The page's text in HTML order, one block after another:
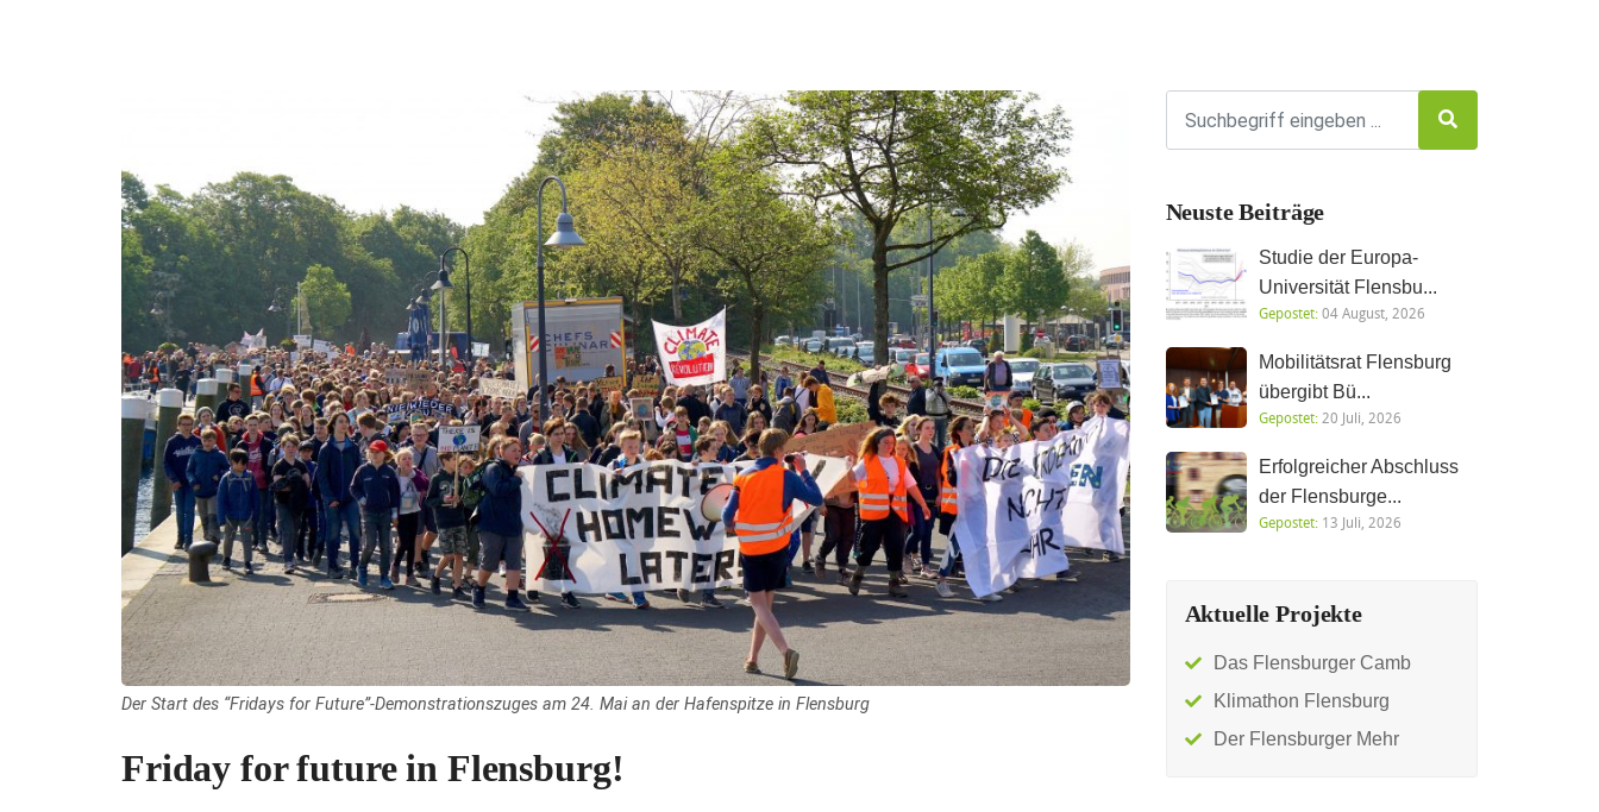
Der Start des “Fridays for Future”-Demonstrationszuges am 24. Mai an der Hafenspitze in Flensburg
Friday for future in Flensburg!
Neuste Beiträge
Studie der Europa-
Universität Flensbu...
Gepostet:04 August, 2026
Mobilitätsrat Flensburg
übergibt Bü...
Gepostet:20 Juli, 2026
Erfolgreicher Abschluss
der Flensburge...
Gepostet:13 Juli, 2026
Aktuelle Projekte
Das Flensburger Camb
Klimathon Flensburg
Der Flensburger Mehr